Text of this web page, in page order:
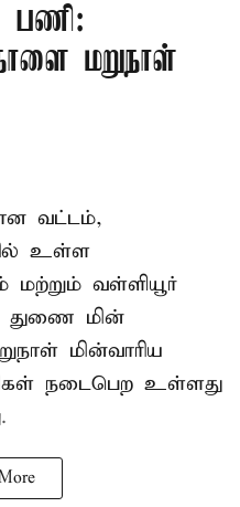
பணி:
மறுநாள்
வட்டம்,
உள்ள
மற்றும் வள்ளியூர்
துணை மின்
மின்வாரிய
நடைபெற உள்ளது